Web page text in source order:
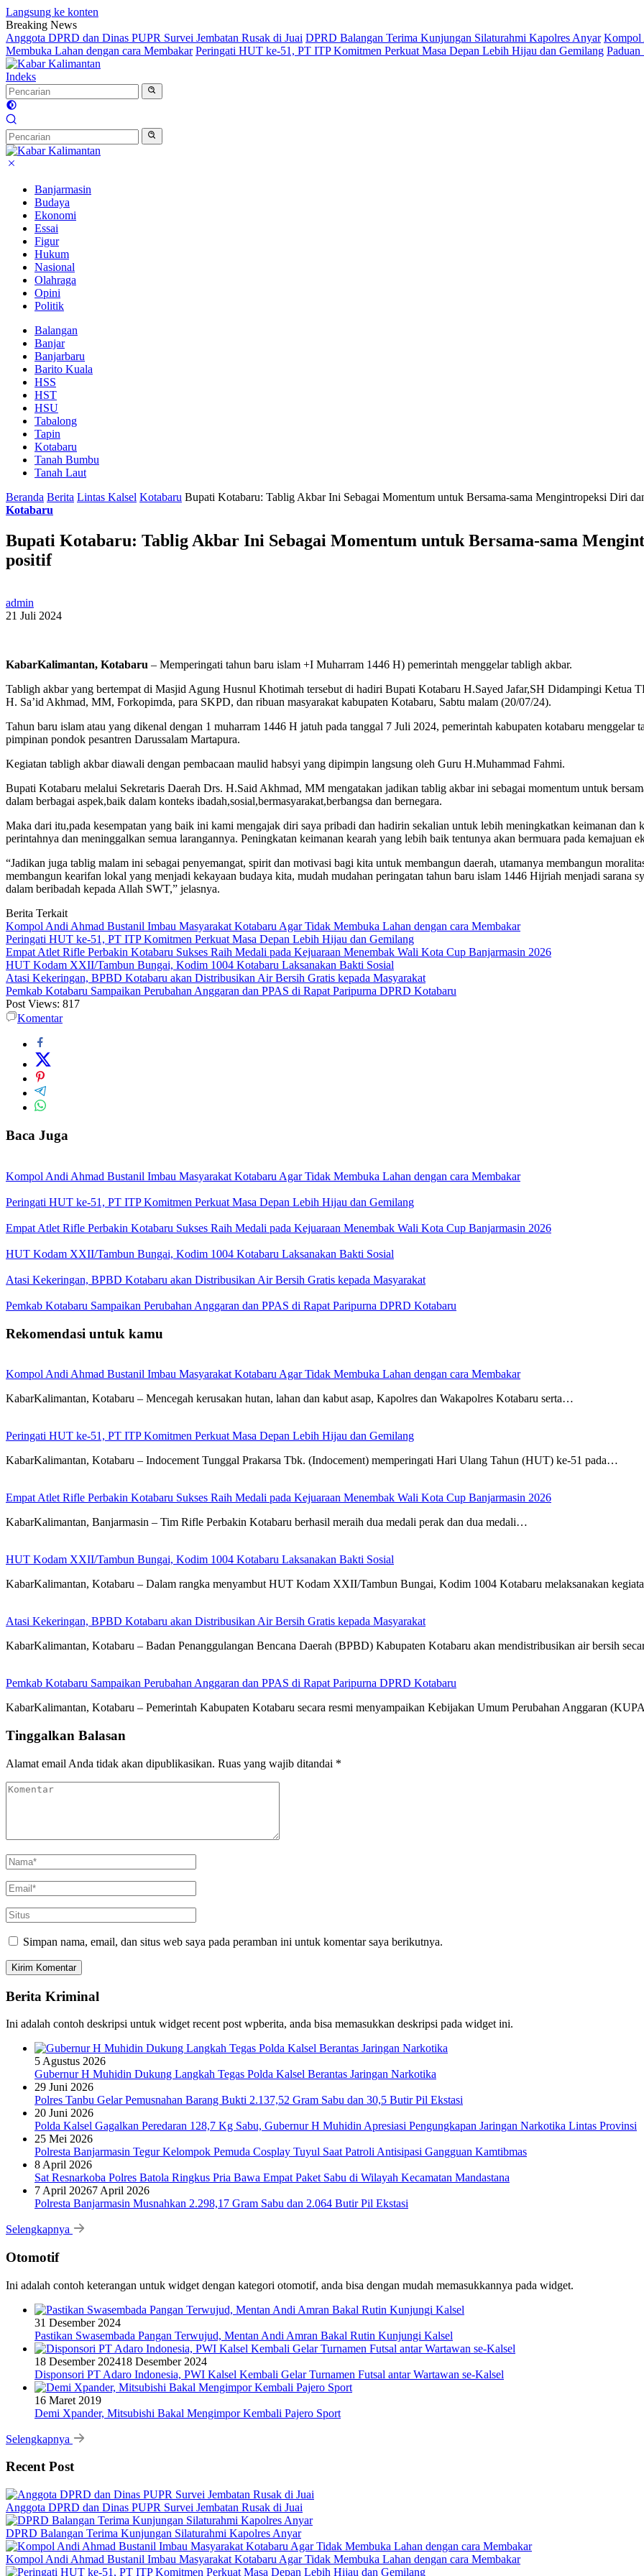
Langsung ke konten
Breaking News
Anggota DPRD dan Dinas PUPR Survei Jembatan Rusak di Juai DPRD Balangan Terima Kunjungan Silaturahmi Kapolres Anyar Kompol
Membuka Lahan dengan cara Membakar Peringati HUT ke-51, PT ITP Komitmen Perkuat Masa Depan Lebih Hijau dan Gemilang
Indeks
Banjarmasin
Budaya
Ekonomi
Essai
Figur
Hukum
Nasional
Olahraga
Opini
Politik
Balangan
Banjar
Banjarbaru
Barito Kuala
HSS
HST
HSU
Tabalong
Tapin
Kotabaru
Tanah Bumbu
Tanah Laut
Beranda Berita Lintas Kalsel Kotabaru Bupati Kotabaru: Tablig Akbar Ini Sebagai Momentum untuk Bersama-sama Mengintropeksi Diri
Kotabaru
Bupati Kotabaru: Tablig Akbar Ini Sebagai Momentum untuk Bersama-sama
positif
admin
21 Juli 2024
KabarKalimantan, Kotabaru – Memperingati tahun baru islam +I Muharram 1446 H) pemerintah menggelar tabligh akbar.
Tabligh akbar yang bertempat di Masjid Agung Husnul Khotimah tersebut di hadiri Bupati Kotabaru H.Sayed Jafar,SH Didampingi Ketua
H. Sa’id Akhmad, MM, Forkopimda, para SKPD, dan ribuan masyarakat kabupaten Kotabaru, Sabtu malam (20/07/24).
Tahun baru islam atau yang dikenal dengan 1 muharram 1446 H jatuh pada tanggal 7 Juli 2024, pemerintah kabupaten kotabaru
pimpinan pondok pesantren Darussalam Martapura.
Kegiatan tabligh akbar diawali dengan pembacaan maulid habsyi yang dipimpin langsung oleh Guru H.Muhammad Fahmi.
Bupati Kotabaru melalui Sekretaris Daerah Drs. H.Said Akhmad, MM mengatakan jadikan tablig akbar ini sebagai momentum untuk
dalam berbagai aspek,baik dalam konteks ibadah,sosial,bermasyarakat,berbangsa dan bernegara.
Maka dari itu,pada kesempatan yang baik ini kami mengajak diri saya pribadi dan hadirin sekalian untuk lebih meningkatkan keimanan dan
perintahnya dan meninggalkan semua larangannya. Peningkatan keimanan kearah yang lebih baik tentunya akan bermuara pada kemajuan
“Jadikan juga tablig malam ini sebagai penyemangat, spirit dan motivasi bagi kita untuk membangun daerah, utamanya membangun
membangun kearifan lokal yang menjadi kekayaan budaya kita, mudah mudahan peringatan tahun baru islam 1446 Hijriah menjadi sarana
dalam beribadah kepada Allah SWT,” jelasnya.
Berita Terkait
Kompol Andi Ahmad Bustanil Imbau Masyarakat Kotabaru Agar Tidak Membuka Lahan dengan cara Membakar
Peringati HUT ke-51, PT ITP Komitmen Perkuat Masa Depan Lebih Hijau dan Gemilang
Empat Atlet Rifle Perbakin Kotabaru Sukses Raih Medali pada Kejuaraan Menembak Wali Kota Cup Banjarmasin 2026
HUT Kodam XXII/Tambun Bungai, Kodim 1004 Kotabaru Laksanakan Bakti Sosial
Atasi Kekeringan, BPBD Kotabaru akan Distribusikan Air Bersih Gratis kepada Masyarakat
Pemkab Kotabaru Sampaikan Perubahan Anggaran dan PPAS di Rapat Paripurna DPRD Kotabaru
Post Views: 817
Komentar
Baca Juga
Kompol Andi Ahmad Bustanil Imbau Masyarakat Kotabaru Agar Tidak Membuka Lahan dengan cara Membakar
Peringati HUT ke-51, PT ITP Komitmen Perkuat Masa Depan Lebih Hijau dan Gemilang
Empat Atlet Rifle Perbakin Kotabaru Sukses Raih Medali pada Kejuaraan Menembak Wali Kota Cup Banjarmasin 2026
HUT Kodam XXII/Tambun Bungai, Kodim 1004 Kotabaru Laksanakan Bakti Sosial
Atasi Kekeringan, BPBD Kotabaru akan Distribusikan Air Bersih Gratis kepada Masyarakat
Pemkab Kotabaru Sampaikan Perubahan Anggaran dan PPAS di Rapat Paripurna DPRD Kotabaru
Rekomendasi untuk kamu
Kompol Andi Ahmad Bustanil Imbau Masyarakat Kotabaru Agar Tidak Membuka Lahan dengan cara Membakar
KabarKalimantan, Kotabaru – Mencegah kerusakan hutan, lahan dan kabut asap, Kapolres dan Wakapolres Kotabaru serta…
Peringati HUT ke-51, PT ITP Komitmen Perkuat Masa Depan Lebih Hijau dan Gemilang
KabarKalimantan, Kotabaru – Indocement Tunggal Prakarsa Tbk. (Indocement) memperingati Hari Ulang Tahun (HUT) ke-51 pada…
Empat Atlet Rifle Perbakin Kotabaru Sukses Raih Medali pada Kejuaraan Menembak Wali Kota Cup Banjarmasin 2026
KabarKalimantan, Banjarmasin – Tim Rifle Perbakin Kotabaru berhasil meraih dua medali perak dan dua medali…
HUT Kodam XXII/Tambun Bungai, Kodim 1004 Kotabaru Laksanakan Bakti Sosial
KabarKalimantan, Kotabaru – Dalam rangka menyambut HUT Kodam XXII/Tambun Bungai, Kodim 1004 Kotabaru melaksanakan
Atasi Kekeringan, BPBD Kotabaru akan Distribusikan Air Bersih Gratis kepada Masyarakat
KabarKalimantan, Kotabaru – Badan Penanggulangan Bencana Daerah (BPBD) Kabupaten Kotabaru akan mendistribusikan air bersih
Pemkab Kotabaru Sampaikan Perubahan Anggaran dan PPAS di Rapat Paripurna DPRD Kotabaru
KabarKalimantan, Kotabaru – Pemerintah Kabupaten Kotabaru secara resmi menyampaikan Kebijakan Umum Perubahan Anggaran
Tinggalkan Balasan
Alamat email Anda tidak akan dipublikasikan. Ruas yang wajib ditandai *
Simpan nama, email, dan situs web saya pada peramban ini untuk komentar saya berikutnya.
Berita Kriminal
Ini adalah contoh deskripsi untuk widget recent post wpberita, anda bisa memasukkan deskripsi pada widget ini.
5 Agustus 2026
Gubernur H Muhidin Dukung Langkah Tegas Polda Kalsel Berantas Jaringan Narkotika
29 Juni 2026
Polres Tanbu Gelar Pemusnahan Barang Bukti 2.137,52 Gram Sabu dan 30,5 Butir Pil Ekstasi
20 Juni 2026
Polda Kalsel Gagalkan Peredaran 128,7 Kg Sabu, Gubernur H Muhidin Apresiasi Pengungkapan Jaringan Narkotika Lintas Provinsi
25 Mei 2026
Polresta Banjarmasin Tegur Kelompok Pemuda Cosplay Tuyul Saat Patroli Antisipasi Gangguan Kamtibmas
8 April 2026
Sat Resnarkoba Polres Batola Ringkus Pria Bawa Empat Paket Sabu di Wilayah Kecamatan Mandastana
7 April 20267 April 2026
Polresta Banjarmasin Musnahkan 2.298,17 Gram Sabu dan 2.064 Butir Pil Ekstasi
Selengkapnya
Otomotif
Ini adalah contoh keterangan untuk widget dengan kategori otomotif, anda bisa dengan mudah memasukkannya pada widget.
31 Desember 2024
Pastikan Swasembada Pangan Terwujud, Mentan Andi Amran Bakal Rutin Kunjungi Kalsel
18 Desember 202418 Desember 2024
Disponsori PT Adaro Indonesia, PWI Kalsel Kembali Gelar Turnamen Futsal antar Wartawan se-Kalsel
16 Maret 2019
Demi Xpander, Mitsubishi Bakal Mengimpor Kembali Pajero Sport
Selengkapnya
Recent Post
Anggota DPRD dan Dinas PUPR Survei Jembatan Rusak di Juai
DPRD Balangan Terima Kunjungan Silaturahmi Kapolres Anyar
Kompol Andi Ahmad Bustanil Imbau Masyarakat Kotabaru Agar Tidak Membuka Lahan dengan cara Membakar